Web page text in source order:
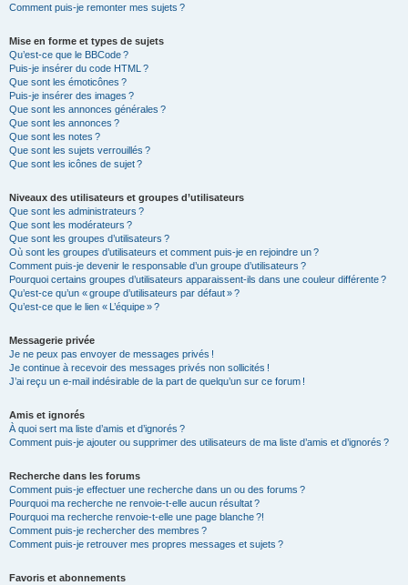
Comment puis-je remonter mes sujets ?
Mise en forme et types de sujets
Qu’est-ce que le BBCode ?
Puis-je insérer du code HTML ?
Que sont les émoticônes ?
Puis-je insérer des images ?
Que sont les annonces générales ?
Que sont les annonces ?
Que sont les notes ?
Que sont les sujets verrouillés ?
Que sont les icônes de sujet ?
Niveaux des utilisateurs et groupes d’utilisateurs
Que sont les administrateurs ?
Que sont les modérateurs ?
Que sont les groupes d’utilisateurs ?
Où sont les groupes d’utilisateurs et comment puis-je en rejoindre un ?
Comment puis-je devenir le responsable d’un groupe d’utilisateurs ?
Pourquoi certains groupes d’utilisateurs apparaissent-ils dans une couleur différente ?
Qu’est-ce qu’un « groupe d’utilisateurs par défaut » ?
Qu’est-ce que le lien « L’équipe » ?
Messagerie privée
Je ne peux pas envoyer de messages privés !
Je continue à recevoir des messages privés non sollicités !
J’ai reçu un e-mail indésirable de la part de quelqu’un sur ce forum !
Amis et ignorés
À quoi sert ma liste d’amis et d’ignorés ?
Comment puis-je ajouter ou supprimer des utilisateurs de ma liste d’amis et d’ignorés ?
Recherche dans les forums
Comment puis-je effectuer une recherche dans un ou des forums ?
Pourquoi ma recherche ne renvoie-t-elle aucun résultat ?
Pourquoi ma recherche renvoie-t-elle une page blanche ?!
Comment puis-je rechercher des membres ?
Comment puis-je retrouver mes propres messages et sujets ?
Favoris et abonnements